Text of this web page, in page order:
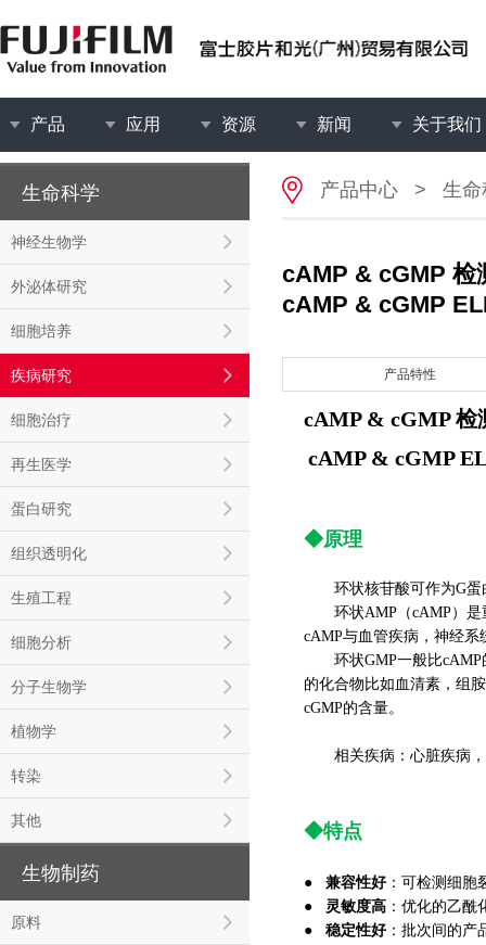
产品 应用 资源 新闻 关于我们
生命科学
神经生物学
外泌体研究
细胞培养
疾病研究
细胞治疗
再生医学
蛋白研究
组织透明化
生殖工程
细胞分析
分子生物学
植物学
转染
其他
生物制药
原料
产品中心 > 生命
cAMP & cGMP 检
cAMP & cGMP
产品特性
cAMP & cGMP 检
cAMP & cGMP
◆原理
环状核苷酸可作为G蛋
环状AMP（cAMP）是重
cAMP与血管疾病，神经
环状GMP一般比cAMP
的化合物比如血清素，组
cGMP的含量。
相关疾病：心脏疾病，
◆特点
● 兼容性好：可检测细胞
● 灵敏度高 ：优化的乙
● 稳定性好：批次间的产